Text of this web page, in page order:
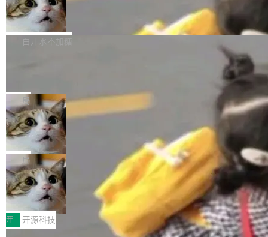
的图像元素不在同一个子树中，则它们将不再关
联 加...
至今）的所有 commit，同样交由 AI 分析提炼。
经过人工复核，准确度令人满意。这一方法也为
社区爱好者提供了高效跟踪新版本的思路。
ebastian Pipping 写在博客里的话。8 月 4 日，
他宣布了一个新消息：从 2026 年 8 月 1 日起，
他可以全职维护 libexpat 了，最长 6 个月。发
库之一。你的操作系统、浏览器、无数的基础设
施软件，很可能都在用它。而过去十年，维护它
的人一直在用业余...
Firefox 153.0.3 发布
Firefox 153.0.3 现已发布，具体更新内容如
下： New Smart Window 包含多项增强功能：
gi?id=2019042">Bug&nbsp;2019042</a>）</l
i> <li>现在，助手可以直接使用 Exa 的网络搜索
结果回答问题，而无需将问题转交给搜索引擎。
（<a href="https://bugzilla.mozilla.org/show_
bug.cgi?id=204...
白开水不加糖
的 npm 包。项目的核心论点是：容器不适合 Ag
ent 计算。真正适合的，是 Isolate。 Cloudflare
工程师在这件事上没什么可谦虚的——他们用 W
orkers 跑了十年 Isolate。用 CEO Matthew Pri
nce 的话说：「我们一生都在用 Isolate 运行代
码，而 AI Agent 不需要容器，它们需要的是 Iso
late。」 容器为什么不合适 容器的问题在于启动
和销毁都太重了。一个 Agent 要执行的任务可能
只需要几毫秒的 CPU 时间，但容器从冷启动到
就绪要花数秒。如果未来有十...
局
OpenAI 公开邮件和聊天记录回应苹果
诉讼，称“Apple is getting this wron
g”
上个月，苹果一纸诉状把 OpenAI 告上法庭，指
控其挖角苹果前员工并窃取商业秘密。苹果的诉
状把 OpenAI 描述成一个系统性地从前东家挖
人、套取机密信息的对手。 OpenAI 没发律师
函，也没选择庭外沉默。它在官网贴了一篇博
文，标题只有六个字：Apple is getting this wro
ng。 然后，它把邮件往来和 iMessage 聊天记
局
HUAWEI MatePad Edge上架WorkBu
ddy鸿蒙PC版，说话就能干活的AI办公
搭子
全能AI工作台WorkBuddy鸿蒙PC版上架HUAWE
I MatePad Edge应用市场，直接下载即可使
用，与鸿蒙电脑上的体验一致。值得一提的是，
开 开源科技